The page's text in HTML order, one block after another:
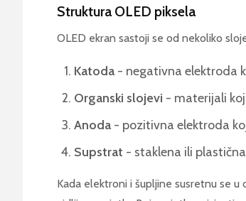
Struktura OLED piksela
OLED ekran sastoji se od nekoliko
Katoda - negativna elektroda
Organski slojevi - materijali
Anoda - pozitivna elektroda
Supstrat - staklena ili
Kada elektroni i šupljine susretnu se